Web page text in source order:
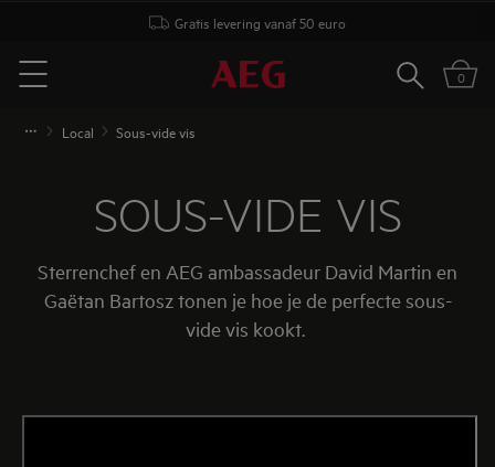
Gratis levering vanaf 50 euro
Menu
Zoeken0
Local Sous-vide vis
SOUS-VIDE VIS
Sterrenchef en AEG ambassadeur David Martin en
Gaëtan Bartosz tonen je hoe je de perfecte sous-
vide vis kookt.